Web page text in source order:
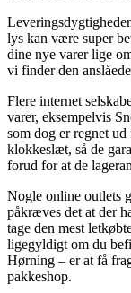
lys kan være super
dine nye varer lige
vi finder den
Flere internet
varer, eksempelvis
som dog er regnet
klokkeslæt, så de
forud for at de
Nogle online outlets
påkræves det at der
tage den mest
ligegyldigt om du
Hørning – er at få
pakkeshop.